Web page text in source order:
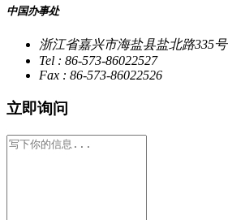
中国办事处
浙江省嘉兴市海盐县盐北路335号
Tel : 86-573-86022527
Fax : 86-573-86022526
立即询问